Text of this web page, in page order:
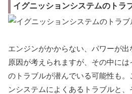
イグニッションシステムのトラ
エンジンがかからない、パワーが
原因が考えられますが、その中に
のトラブルが潜んでいる可能性も。
ンシステムによくあるトラブルと